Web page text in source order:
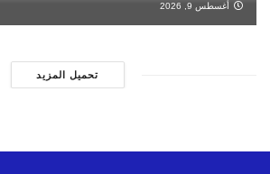
أغسطس 9, 2026
تحميل المزيد